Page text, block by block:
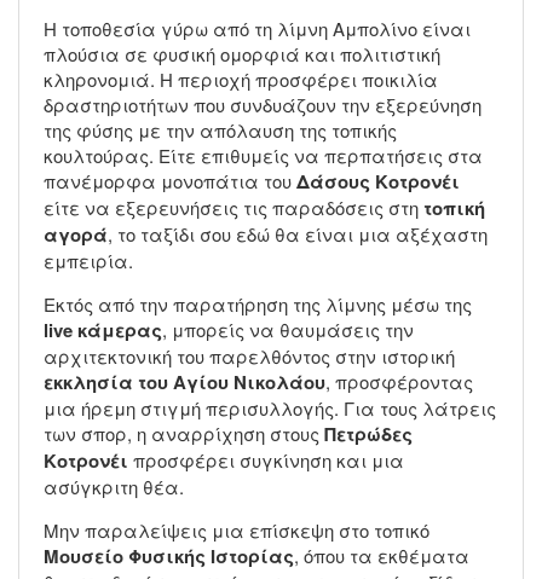
Η τοποθεσία γύρω από τη λίμνη Αμπολίνο είναι
πλούσια σε φυσική ομορφιά και πολιτιστική
κληρονομιά. Η περιοχή προσφέρει ποικιλία
δραστηριοτήτων που συνδυάζουν την εξερεύνηση
της φύσης με την απόλαυση της τοπικής
κουλτούρας. Είτε επιθυμείς να περπατήσεις στα
πανέμορφα μονοπάτια τουΔάσους Κοτρονέι
είτε να εξερευνήσεις τις παραδόσεις στη τοπική
αγορά, το ταξίδι σου εδώ θα είναι μια αξέχαστη
εμπειρία.
Εκτός από την παρατήρηση της λίμνης μέσω της
live κάμερας, μπορείς να θαυμάσεις την
αρχιτεκτονική του παρελθόντος στην ιστορική
εκκλησία του Αγίου Νικολάου, προσφέροντας
μια ήρεμη στιγμή περισυλλογής. Για τους λάτρεις
των σπορ, η αναρρίχηση στους Πετρώδες
Κοτρονέι προσφέρει συγκίνηση και μια
ασύγκριτη θέα.
Μην παραλείψεις μια επίσκεψη στο τοπικό
Μουσείο Φυσικής Ιστορίας, όπου τα εκθέματα